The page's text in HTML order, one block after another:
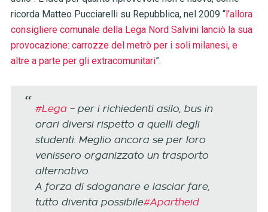
ricorda Matteo Pucciarelli su Repubblica, nel 2009 “l’allora
consigliere comunale della Lega Nord Salvini lanciò la sua
provocazione: carrozze del metrò per i soli milanesi, e
altre a parte per gli extracomunitari”.
#Lega– per i richiedenti asilo, bus in
orari diversi rispetto a quelli degli
studenti. Meglio ancora se per loro
venissero organizzato un trasporto
alternativo.
A forza di sdoganare e lasciar fare,
tutto diventa possibile#Apartheid